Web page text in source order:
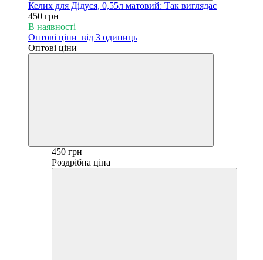
Келих для Дідуся, 0,55л матовий: Так виглядає
450 грн
В наявності
Оптові ціни від 3 одиниць
Оптові ціни
450 грн
Роздрібна ціна